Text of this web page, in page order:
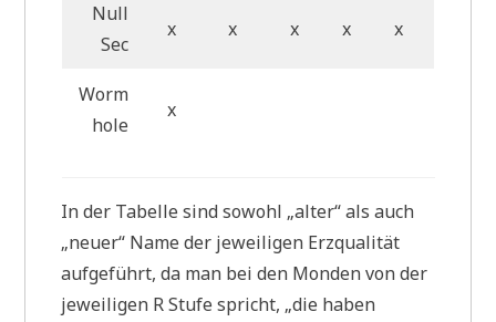
Null
Sec
x x x x x
Worm
hole
x
In der Tabelle sind sowohl „alter“ als auch
„neuer“ Name der jeweiligen Erzqualität
aufgeführt, da man bei den Monden von der
jeweiligen R Stufe spricht, „die haben